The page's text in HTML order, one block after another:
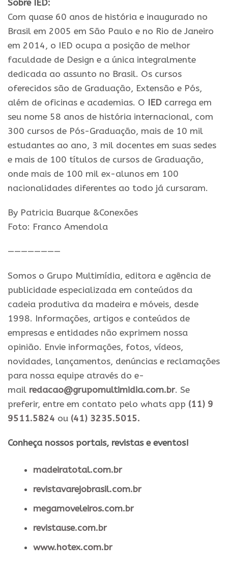
Sobre IED:
Com quase 60 anos de história e inaugurado no
Brasil em 2005 em São Paulo e no Rio de Janeiro
em 2014, o IED ocupa a posição de melhor
faculdade de Design e a única integralmente
dedicada ao assunto no Brasil. Os cursos
oferecidos são de Graduação, Extensão e Pós,
além de oficinas e academias. O IED carrega em
seu nome 58 anos de história internacional, com
300 cursos de Pós-Graduação, mais de 10 mil
estudantes ao ano, 3 mil docentes em suas sedes
e mais de 100 títulos de cursos de Graduação,
onde mais de 100 mil ex-alunos em 100
nacionalidades diferentes ao todo já cursaram.
By Patricia Buarque &Conexões
Foto: Franco Amendola
————————
Somos o Grupo Multimídia, editora e agência de
publicidade especializada em conteúdos da
cadeia produtiva da madeira e móveis, desde
1998. Informações, artigos e conteúdos de
empresas e entidades não exprimem nossa
opinião. Envie informações, fotos, vídeos,
novidades, lançamentos, denúncias e reclamações
para nossa equipe através do e-
mail redacao@grupomultimidia.com.br. Se
preferir, entre em contato pelo whats app (11) 9
9511.5824 ou (41) 3235.5015.
​Conheça nossos ​portais, revistas e eventos​!
madeiratotal.com.br
revistavarejobrasil.com.br
megamoveleiros.com.br
revistause.com.br
www.hotex.com.br